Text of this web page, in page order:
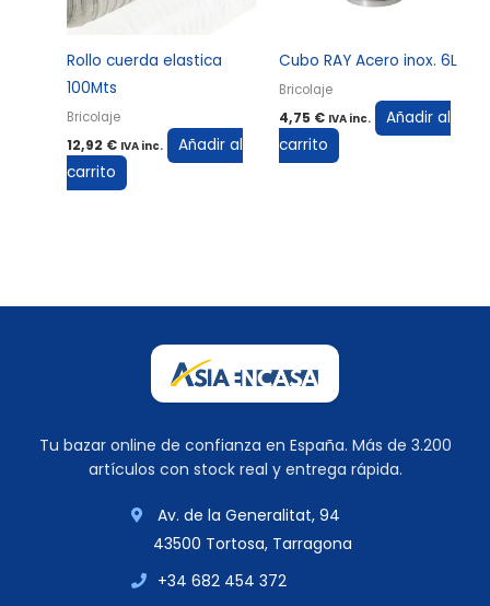
Rollo cuerda elastica
100Mts
Bricolaje
12,92 € IVA inc.
Añadir al
carrito
Cubo RAY Acero inox. 6L
Bricolaje
4,75 € IVA inc.
Añadir al
carrito
Tu bazar online de confianza en España. Más de 3.200
artículos con stock real y entrega rápida.
Av. de la Generalitat, 94
43500 Tortosa, Tarragona
+34 682 454 372